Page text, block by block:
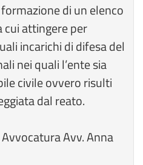
di un elenco
cui attingere per
incarichi di difesa del
nei quali l’ente sia
civile ovvero risulti
dal reato.
Avv. Anna